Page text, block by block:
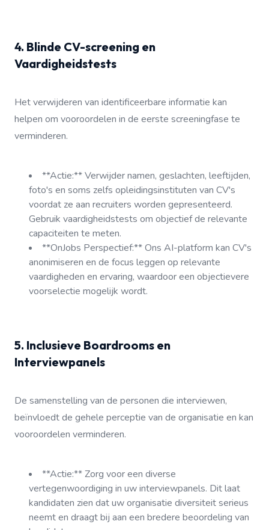
4. Blinde CV-screening en
Vaardigheidstests
Het verwijderen van identificeerbare informatie kan
helpen om vooroordelen in de eerste screeningfase te
verminderen.
**Actie:** Verwijder namen, geslachten, leeftijden,
foto's en soms zelfs opleidingsinstituten van CV's
voordat ze aan recruiters worden gepresenteerd.
Gebruik vaardigheidstests om objectief de relevante
capaciteiten te meten.
**OnJobs Perspectief:** Ons AI-platform kan CV's
anonimiseren en de focus leggen op relevante
vaardigheden en ervaring, waardoor een objectievere
voorselectie mogelijk wordt.
5. Inclusieve Boardrooms en
Interviewpanels
De samenstelling van de personen die interviewen,
beïnvloedt de gehele perceptie van de organisatie en kan
vooroordelen verminderen.
**Actie:** Zorg voor een diverse
vertegenwoordiging in uw interviewpanels. Dit laat
kandidaten zien dat uw organisatie diversiteit serieus
neemt en draagt bij aan een bredere beoordeling van